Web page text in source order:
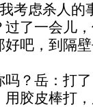
考虑杀人
了一会儿
吧，到隔
？岳：打了
胶皮棒打，